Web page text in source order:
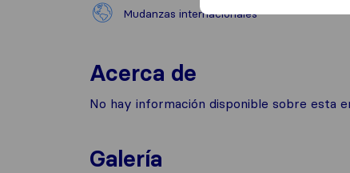
Mudanzas internacionales
Acerca de
No hay información disponible sobre esta
Galería